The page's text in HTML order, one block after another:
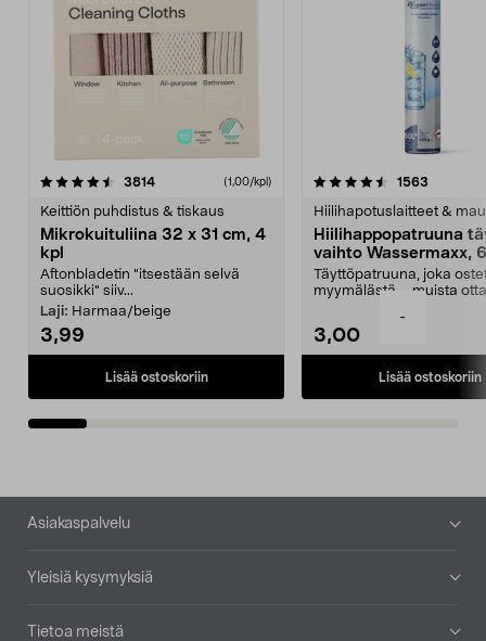
-
3814arvostelut (1,00/kpl)
Keittiön puhdistus & tiskaus
Mikrokuituliina 32 x 31 cm, 4
kpl
Aftonbladetin "itsestään selvä
suosikki" siiv...
Laji: Harmaa/beige
3,99
Lisää ostoskoriin
4.5viidestä
1563
Hiilihapotuslaitteet &
Hiilihappopatruuna
vaihto Wassermaxx,
Täyttöpatruuna, joka
myymälästä – muista
3,00
Lisää ostoskoriin
4.5viidestä
Alatunniste
Asiakaspalvelu
Yleisiä kysymyksiä
Tietoa meistä